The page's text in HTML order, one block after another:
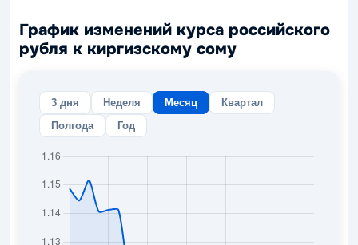
График изменений курса российского
рубля к киргизскому сому
3 дня Неделя Месяц
Квартал
Полгода
Год